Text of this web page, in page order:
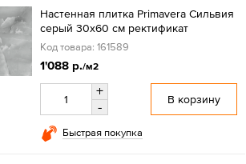
Настенная плитка Primavera Сильвия
серый 30x60 см ректификат
Код товара: 161589
1'088 р./м2
+
-
В корзину
Быстрая покупка